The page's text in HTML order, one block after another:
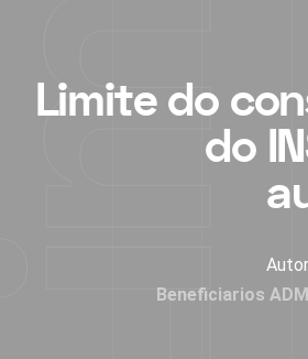
Limite do
do
Autor
Beneficiarios ADM